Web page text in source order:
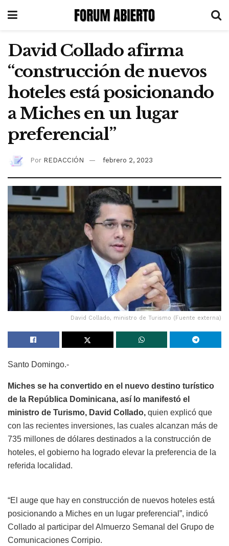
David Collado afirma
“construcción de nuevos
hoteles está posicionando
a Miches en un lugar
preferencial”
Por REDACCIÓN febrero 2, 2023
David Collado, ministro de Turismo (Fuente externa)
Santo Domingo.-
Miches se ha convertido en el nuevo destino turístico
de la República Dominicana, así lo manifestó el
ministro de Turismo, David Collado, quien explicó que
con las recientes inversiones, las cuales alcanzan más de
735 millones de dólares destinados a la construcción de
hoteles, el gobierno ha logrado elevar la preferencia de la
referida localidad.
“El auge que hay en construcción de nuevos hoteles está
posicionando a Miches en un lugar preferencial”, indicó
Collado al participar del Almuerzo Semanal del Grupo de
Comunicaciones Corripio.